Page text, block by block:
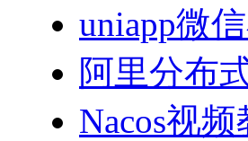
uniapp微
阿里分布
Nacos视频